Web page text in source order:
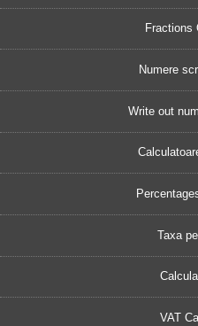
Fractions
Numere
Write out
Taxa
VAT